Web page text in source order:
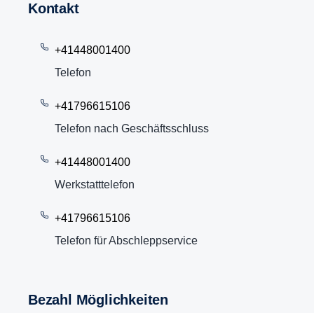
Kontakt
+41448001400
Telefon
+41796615106
Telefon nach Geschäftsschluss
+41448001400
Werkstatttelefon
+41796615106
Telefon für Abschleppservice
Bezahl Möglichkeiten